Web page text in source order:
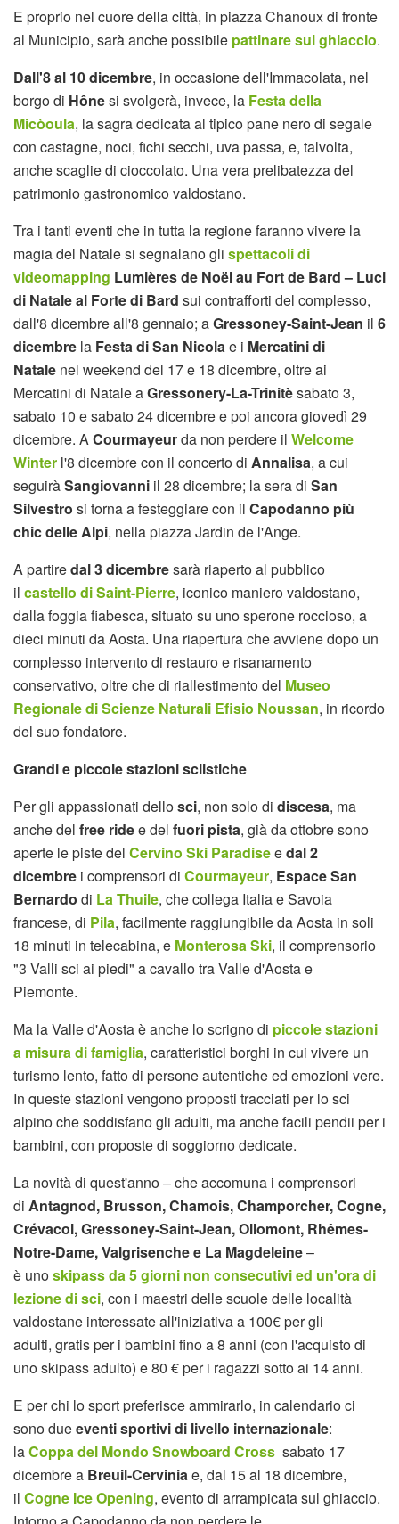
E proprio nel cuore della città, in piazza Chanoux di fronte
al Municipio, sarà anche possibile pattinare sul ghiaccio.
Dall'8 al 10 dicembre, in occasione dell'Immacolata, nel
borgo di Hônesi svolgerà, invece, la Festa della
Micòoula, la sagra dedicata al tipico pane nero di segale
con castagne, noci, fichi secchi, uva passa, e, talvolta,
anche scaglie di cioccolato. Una vera prelibatezza del
patrimonio gastronomico valdostano.
Tra i tanti eventi che in tutta la regione faranno vivere la
magia del Natale si segnalano gli spettacoli di
videomapping Lumières de Noël au Fort de Bard – Luci
di Natale al Forte di Bard sui contrafforti del complesso,
dall'8 dicembre all'8 gennaio; aGressoney-Saint-Jean il 6
dicembre la Festa di San Nicolae i Mercatini di
Natale nel weekend del 17 e 18 dicembre, oltre ai
Mercatini di Natale aGressonery-La-Trinitèsabato 3,
sabato 10 e sabato 24 dicembre e poi ancora giovedì 29
dicembre. ACourmayeurda non perdere il Welcome
Winter l'8 dicembre con il concerto di Annalisa, a cui
seguiràSangiovanni il 28 dicembre; la sera di San
Silvestro si torna a festeggiare con il Capodanno più
chic delle Alpi, nella piazza Jardin de l'Ange.
A partiredal 3 dicembresarà riaperto al pubblico
il castello di Saint-Pierre, iconico maniero valdostano,
dalla foggia fiabesca, situato su uno sperone roccioso, a
dieci minuti da Aosta. Una riapertura che avviene dopo un
complesso intervento di restauro e risanamento
conservativo, oltre che di riallestimento del Museo
Regionale di Scienze Naturali Efisio Noussan, in ricordo
del suo fondatore.
Grandi e piccole stazioni sciistiche
Per gli appassionati dellosci, non solo di discesa, ma
anche del free ridee del fuori pista, già da ottobre sono
aperte le piste del Cervino Ski Paradiseedal 2
dicembre i comprensori di Courmayeur, Espace San
Bernardo di La Thuile, che collega Italia e Savoia
francese, di Pila, facilmente raggiungibile da Aosta in soli
18 minuti in telecabina, e Monterosa Ski, il comprensorio
"3 Valli sci ai piedi" a cavallo tra Valle d'Aosta e
Piemonte.
Ma la Valle d'Aosta è anche lo scrigno di piccole stazioni
a misura di famiglia, caratteristici borghi in cui vivere un
turismo lento, fatto di persone autentiche ed emozioni vere.
In queste stazioni vengono proposti tracciati per lo sci
alpino che soddisfano gli adulti, ma anche facili pendii per i
bambini, con proposte di soggiorno dedicate.
La novità di quest'anno – che accomuna i comprensori
di Antagnod, Brusson, Chamois, Champorcher, Cogne,
Crévacol, Gressoney-Saint-Jean, Ollomont, Rhêmes-
Notre-Dame, Valgrisenche e La Magdeleine–
è unoskipass da5 giorni non consecutivi ed un'ora di
lezione di sci, con i maestri delle scuole delle località
valdostane interessate all'iniziativa a 100€ per gli
adulti, gratis per i bambini fino a 8 anni (con l'acquisto di
uno skipass adulto) e 80 € per i ragazzi sotto ai 14 anni.
E per chi lo sport preferisce ammirarlo, in calendario ci
sono dueeventi sportivi di livello internazionale:
laCoppa del Mondo Snowboard Cross sabato 17
dicembre a Breuil-Cerviniae, dal 15 al 18 dicembre,
il Cogne Ice Opening, evento di arrampicata sul ghiaccio.